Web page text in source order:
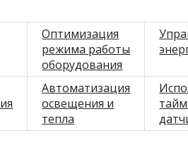
Оптимизация
режима работы
оборудования
Автоматизация
освещения и
тепла